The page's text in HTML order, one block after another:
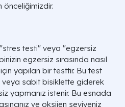
önceliğimizdir.
testi" veya "egzersiz
egzersiz sırasında nasıl
için yapılan bir testtir. Bu test
veya sabit bisiklette giderek
yapmanız istenir. Bu esnada
ve oksijen seviyeniz